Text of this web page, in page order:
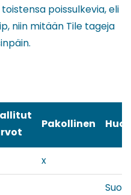
poissulkevia, eli
niin mitään Tile tageja
Pakollinen
x